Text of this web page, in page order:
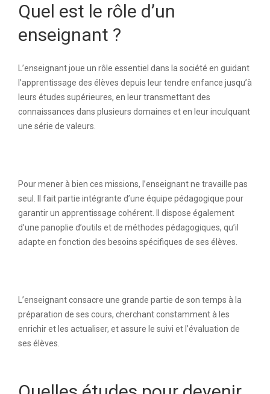
Quel est le rôle d’un
enseignant ?
L’enseignant joue un rôle essentiel dans la société en guidant
l’apprentissage des élèves depuis leur tendre enfance jusqu’à
leurs études supérieures, en leur transmettant des
connaissances dans plusieurs domaines et en leur inculquant
une série de valeurs.
Pour mener à bien ces missions, l’enseignant ne travaille pas
seul. Il fait partie intégrante d’une équipe pédagogique pour
garantir un apprentissage cohérent. Il dispose également
d’une panoplie d’outils et de méthodes pédagogiques, qu’il
adapte en fonction des besoins spécifiques de ses élèves.
L’enseignant consacre une grande partie de son temps à la
préparation de ses cours, cherchant constamment à les
enrichir et les actualiser, et assure le suivi et l’évaluation de
ses élèves.